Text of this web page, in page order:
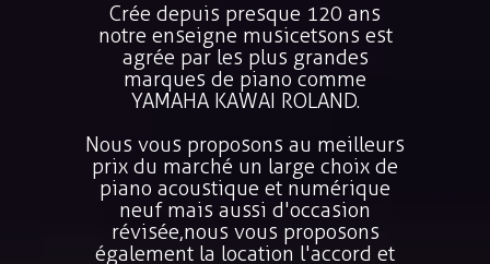
Crée depuis presque 120 ans
notre enseigne musicetsons est
agrée par les plus grandes
marques de piano comme
YAMAHA KAWAI ROLAND.
Nous vous proposons au meilleurs
prix du marché un large choix de
piano acoustique et numérique
neuf mais aussi d'occasion
révisée,nous vous proposons
également la location l'accord et